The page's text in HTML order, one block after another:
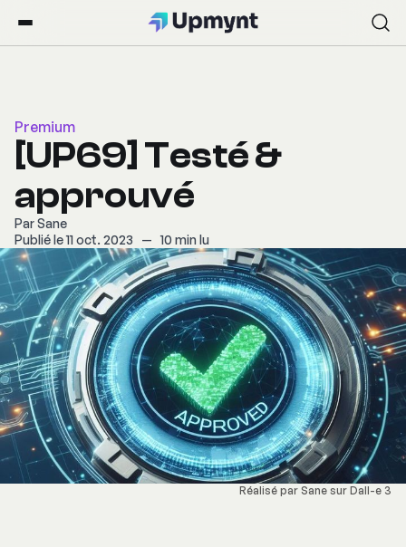
Premium
[UP69] Testé &
approuvé
ParSane
Publié le 11 oct. 2023
— 10 min lu
Réalisé par Sane sur Dall-e 3